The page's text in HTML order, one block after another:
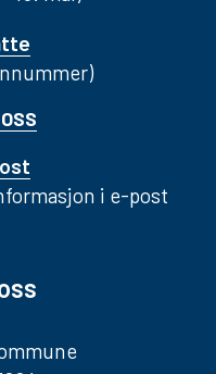
i e-post